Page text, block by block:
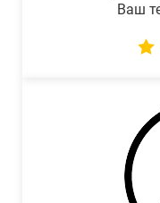
Ваш